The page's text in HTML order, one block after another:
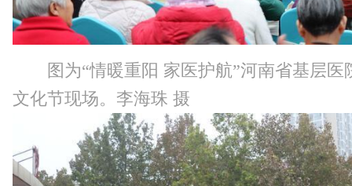
图为“情暖重阳 家医护航”河南省基层医
文化节现场。李海珠 摄